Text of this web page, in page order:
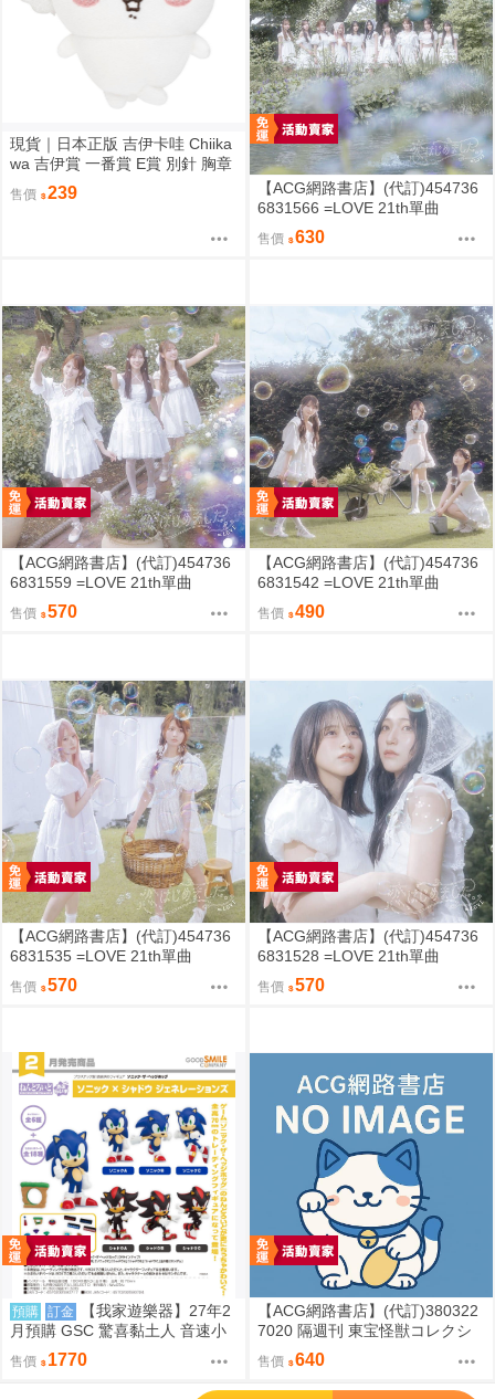
現貨｜日本正版 吉伊卡哇 Chiika
wa 吉伊賞 一番賞 E賞 別針 胸章
娃娃 (イヤッ）｜吉伊 小可愛 ち
いかわ
售價 239
【ACG網路書店】(代訂)454736
6831566 =LOVE 21th單曲
「恋、はじめました。」Type-E
完全生產限定盤
售價 630
【ACG網路書店】(代訂)454736
6831559 =LOVE 21th單曲
「恋、はじめました。」Type-D
(CD+BD)
售價 570
【ACG網路書店】(代訂)454736
6831542 =LOVE 21th單曲
「恋、はじめました。」Type-C
(CD+BD)
售價 490
【ACG網路書店】(代訂)454736
6831535 =LOVE 21th單曲
「恋、はじめました。」Type-B
(CD+BD)
售價 570
【ACG網路書店】(代訂)454736
6831528 =LOVE 21th單曲
「恋、はじめました。」Type-A
(CD+BD)
售價 570
預購 訂金
【我家遊樂器】27年2
月預購 GSC 驚喜黏土人 音速小
子 索尼克×夏特 世代重啟
售價 1770
【ACG網路書店】(代訂)380322
7020 隔週刊 東宝怪獣コレクシ
ョン 東寶怪獸COLLECTION (9
0)
售價 640